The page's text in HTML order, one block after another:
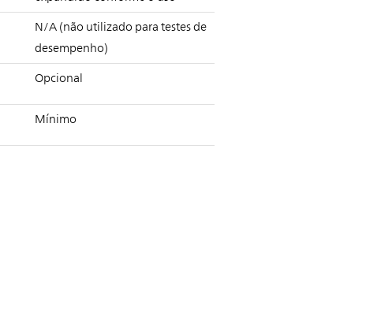
N/A (não utilizado para testes de
desempenho)
Opcional
Mínimo